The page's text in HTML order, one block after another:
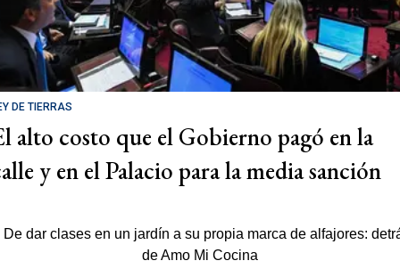
DE TIERRAS
alto costo que el Gobierno pagó en la
y en el Palacio para la media sanción